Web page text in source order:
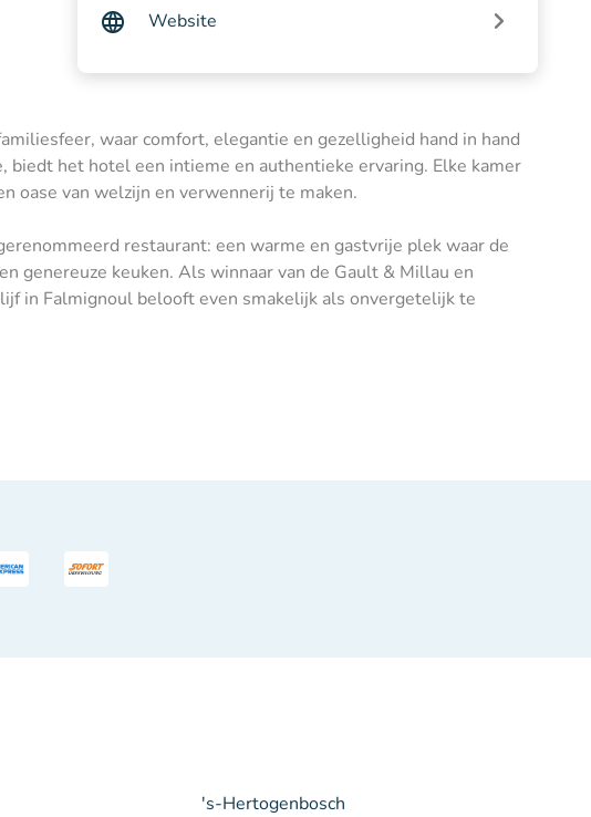
Website
waar comfort, elegantie en gezelligheid hand in hand
biedt het hotel een intieme en authentieke ervaring. Elke kamer
oase van welzijn en verwennerij te maken.
restaurant: een warme en gastvrije plek waar de
genereuze keuken. Als winnaar van de Gault & Millau en
in Falmignoul belooft even smakelijk als onvergetelijk te
's-Hertogenbosch